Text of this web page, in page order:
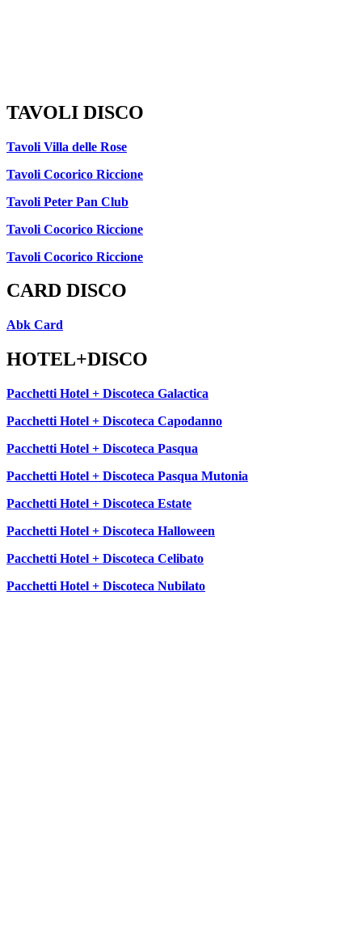
TAVOLI DISCO
Tavoli Villa delle Rose
Tavoli Cocorico Riccione
Tavoli Peter Pan Club
Tavoli Cocorico Riccione
Tavoli Cocorico Riccione
CARD DISCO
Abk Card
HOTEL+DISCO
Pacchetti Hotel + Discoteca Galactica
Pacchetti Hotel + Discoteca Capodanno
Pacchetti Hotel + Discoteca Pasqua
Pacchetti Hotel + Discoteca Pasqua Mutonia
Pacchetti Hotel + Discoteca Estate
Pacchetti Hotel + Discoteca Halloween
Pacchetti Hotel + Discoteca Celibato
Pacchetti Hotel + Discoteca Nubilato